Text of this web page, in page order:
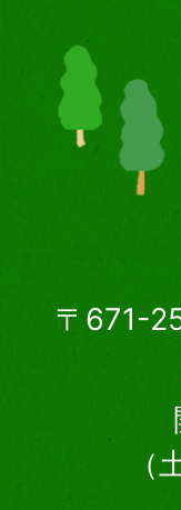
〒671-